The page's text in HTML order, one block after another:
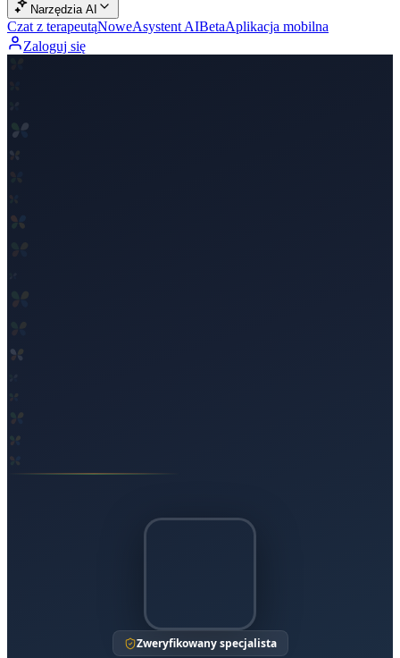
Narzędzia AI
Czat z terapeutąNoweAsystent AIBetaAplikacja mobilna
Zaloguj się
Zweryfikowany specjalista